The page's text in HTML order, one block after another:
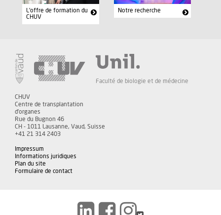
L'offre de formation du
CHUV
Notre recherche
Faculté de biologie et de médecine
CHUV
Centre de transplantation
d'organes
Rue du Bugnon 46
CH - 1011 Lausanne, Vaud, Suisse
+41 21 314 2403
Impressum
Informations juridiques
Plan du site
Formulaire de contact